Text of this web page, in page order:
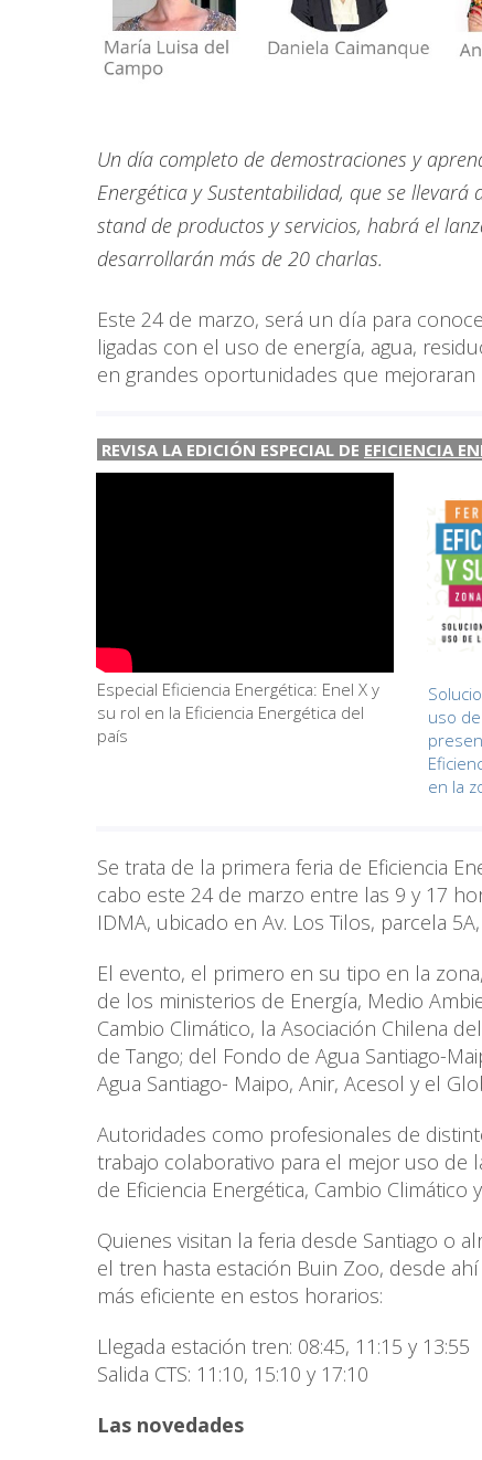
Un día completo de demostraciones y
Energética y Sustentabilidad, que se
stand de productos y servicios, habrá el
desarrollarán más de 20 charlas.
Este 24 de marzo, será un día para
ligadas con el uso de energía, agua,
en grandes oportunidades que mejoraran
REVISA LA EDICIÓN ESPECIAL DE EFICIENCIA
Especial Eficiencia Energética: Enel X y
su rol en la Eficiencia Energética del
país
uso
en la
Se trata de la primera feria de Eficiencia
cabo este 24 de marzo entre las 9 y 17
IDMA, ubicado en Av. Los Tilos, parcela
El evento, el primero en su tipo en la
de los ministerios de Energía, Medio
Cambio Climático, la Asociación Chilena
de Tango; del Fondo de Agua Santiago-
Agua Santiago- Maipo, Anir, Acesol y el
Autoridades como profesionales de
trabajo colaborativo para el mejor uso de
de Eficiencia Energética, Cambio Climático
Quienes visitan la feria desde Santiago
el tren hasta estación Buin Zoo, desde
más eficiente en estos horarios:
Llegada estación tren: 08:45, 11:15 y 13:55
Salida CTS: 11:10, 15:10 y 17:10
Las novedades